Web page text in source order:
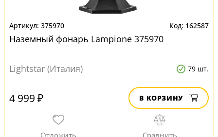
375970 162587
Наземный фонарь Lampione 375970
Lightstar (Италия) 79 шт.
4 999 ₽ В КОРЗИНУ